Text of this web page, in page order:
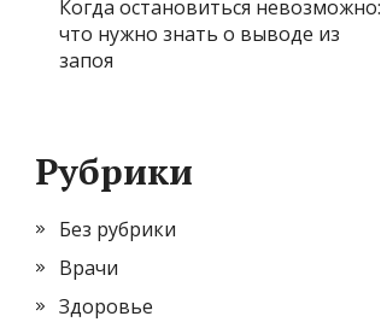
Когда остановиться невозможно:
что нужно знать о выводе из
запоя
Рубрики
Без рубрики
Врачи
Здоровье